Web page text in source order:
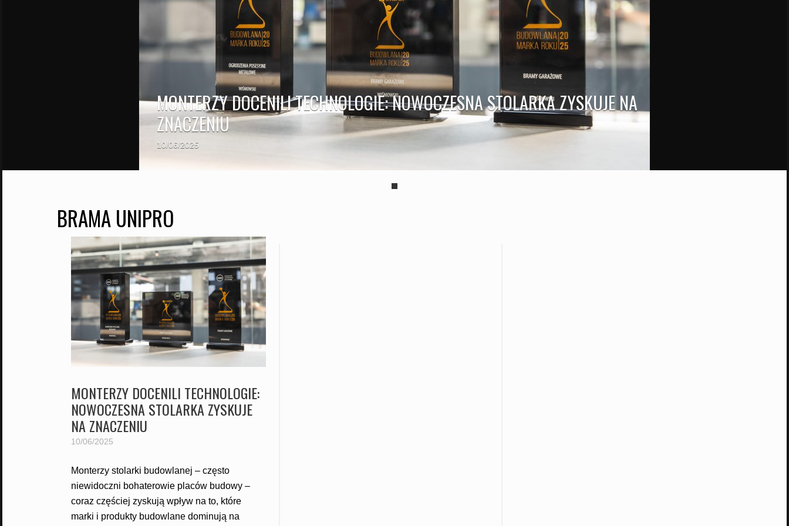
MONTERZY DOCENILI TECHNOLOGIE: NOWOCZESNA STOLARKA ZYSKUJE NA
ZNACZENIU
10/06/2025
BRAMA UNIPRO
MONTERZY DOCENILI TECHNOLOGIE:
NOWOCZESNA STOLARKA ZYSKUJE
NA ZNACZENIU
10/06/2025
Monterzy stolarki budowlanej – często
niewidoczni bohaterowie placów budowy –
coraz częściej zyskują wpływ na to, które
marki i produkty budowlane dominują na